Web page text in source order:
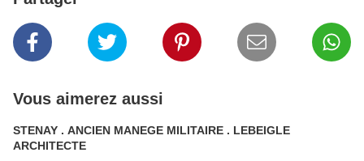
Vous aimerez aussi
STENAY . ANCIEN MANEGE MILITAIRE . LEBEIGLE
ARCHITECTE